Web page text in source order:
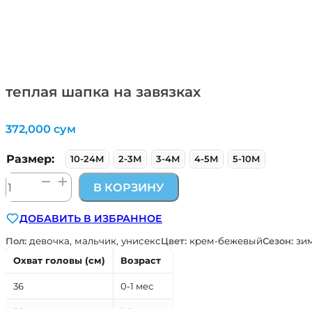
теплая шапка на завязках
372,000 сум
Размер: 10-24М 2-3М 3-4М 4-5М 5-10М
Количество
товара
шапка
на
завязках
В КОРЗИНУ
ДОБАВИТЬ В ИЗБРАННОЕ
Пол: девочка, мальчик, унисексЦвет: крем-бежевыйСезон:
Охват головы (см)
Возраст
36 0-1 мес